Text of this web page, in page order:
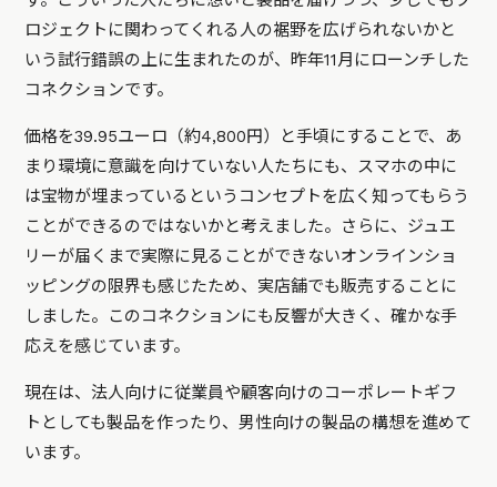
ロジェクトに関わってくれる人の裾野を広げられないかと
いう試行錯誤の上に生まれたのが、昨年11月にローンチした
コネクションです。
価格を39.95ユーロ（約4,800円）と手頃にすることで、あ
まり環境に意識を向けていない人たちにも、スマホの中に
は宝物が埋まっているというコンセプトを広く知ってもらう
ことができるのではないかと考えました。さらに、ジュエ
リーが届くまで実際に見ることができないオンラインショ
ッピングの限界も感じたため、実店舗でも販売することに
しました。このコネクションにも反響が大きく、確かな手
応えを感じています。
現在は、法人向けに従業員や顧客向けのコーポレートギフ
トとしても製品を作ったり、男性向けの製品の構想を進めて
います。